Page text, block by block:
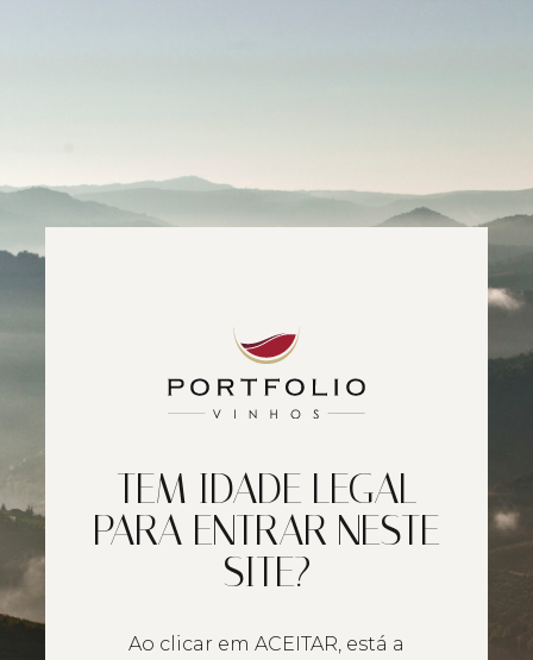
TEM IDADE LEGAL
PARA ENTRAR NESTE
SITE?
Ao clicar em ACEITAR, está a